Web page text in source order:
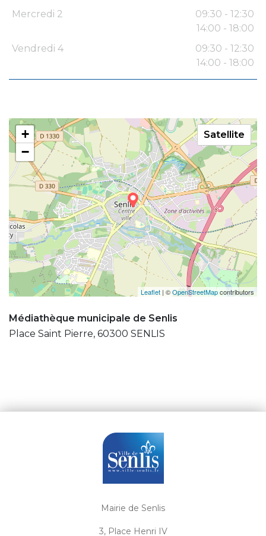
Mercredi 2
09:30 - 12:30
14:00 - 18:00
Vendredi 4
09:30 - 12:30
14:00 - 18:00
+
−
Leaflet | ©OpenStreetMapcontributors
Satellite
Médiathèque municipale de Senlis
Place Saint Pierre, 60300 SENLIS
Mairie de Senlis
3, Place Henri IV